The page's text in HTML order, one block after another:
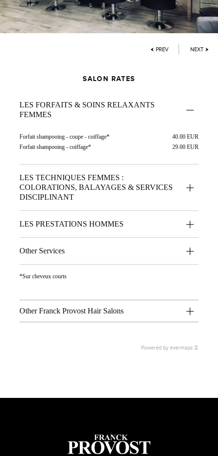
PREV NEXT
SALON RATES
LES FORFAITS & SOINS RELAXANTS
FEMMES
Forfait shampooing - coupe - coiffage*
40.00 EUR
Forfait shampooing - coiffage*
29.00 EUR
LES TECHNIQUES FEMMES :
COLORATIONS, BALAYAGES & SERVICES
DISCIPLINANT
LES PRESTATIONS HOMMES
Other Services
*Sur cheveux courts
Other Franck Provost Hair Salons
Powered by evermaps ©